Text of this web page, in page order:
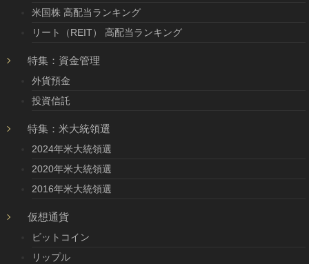
米国株 高配当ランキング
リート（REIT） 高配当ランキング
特集：資金管理
外貨預金
投資信託
特集：米大統領選
2024年米大統領選
2020年米大統領選
2016年米大統領選
仮想通貨
ビットコイン
リップル